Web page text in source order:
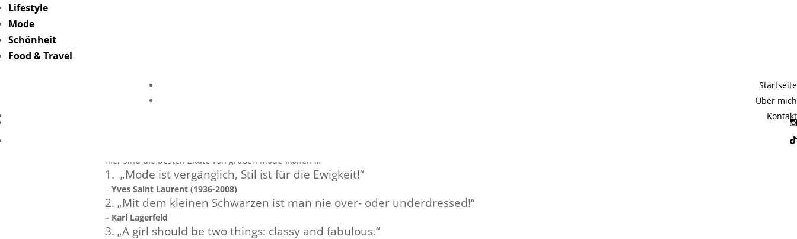
Lifestyle
Mode
Schönheit
Food & Travel
Startseite
Über mich
Kontakt
Die besten Zitate von Mode-Ikonen
hier sind die besten Zitate von großen Mode-Ikonen …
1. „Mode ist vergänglich, Stil ist für die Ewigkeit!“
– Yves Saint Laurent (1936-2008)
2. „Mit dem kleinen Schwarzen ist man nie over- oder underdressed!“
– Karl Lagerfeld
3. „A girl should be two things: classy and fabulous.“